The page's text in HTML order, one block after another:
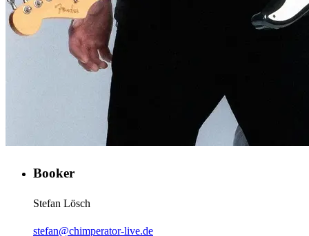
Booker
Stefan Lösch
stefan@chimperator-live.de